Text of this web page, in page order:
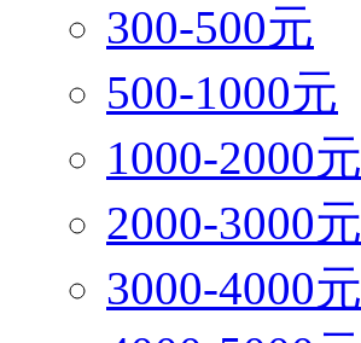
300-500元
500-1000元
1000-2000元
2000-3000元
3000-4000元